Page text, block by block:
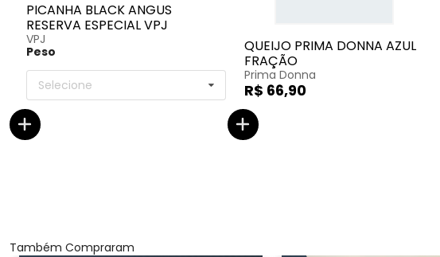
PICANHA BLACK ANGUS
RESERVA ESPECIAL VPJ
VPJ
Peso
Selecione
QUEIJO PRIMA DONNA AZUL
FRAÇÃO
Prima Donna
R$ 66,90
Também Compraram